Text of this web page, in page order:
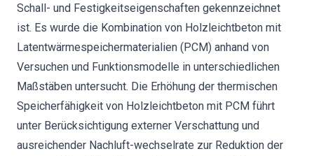
Schall- und Festigkeitseigenschaften gekennzeichnet
ist. Es wurde die Kombination von Holzleichtbeton mit
Latentwärmespeichermaterialien (PCM) anhand von
Versuchen und Funktionsmodelle in unterschiedlichen
Maßstäben untersucht. Die Erhöhung der thermischen
Speicherfähigkeit von Holzleichtbeton mit PCM führt
unter Berücksichtigung externer Verschattung und
ausreichender Nachluft-wechselrate zur Reduktion der